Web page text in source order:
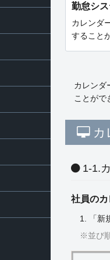
勤怠シ
カレンダ
すること
カレンダ
ことがで
カ
1-1.
社員のカ
1. 「新
※並び